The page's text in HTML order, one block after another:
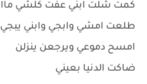
كمت شلت ابني عفت كلشي
طلعت امشي وابجي وابني يبجي
امسح دموعي ويرجعن ينزلن
ضاكت الدنيا بعيني